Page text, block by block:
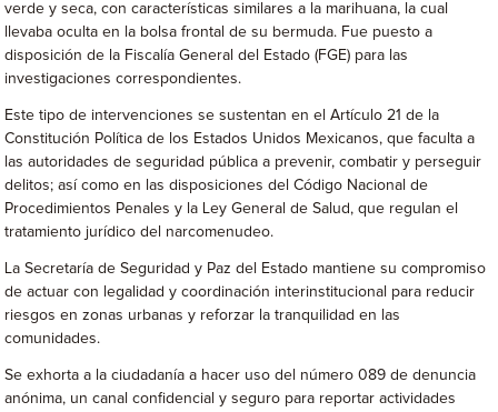
verde y seca, con características similares a la marihuana, la cual
llevaba oculta en la bolsa frontal de su bermuda. Fue puesto a
disposición de la Fiscalía General del Estado (FGE) para las
investigaciones correspondientes.
Este tipo de intervenciones se sustentan en el Artículo 21 de la
Constitución Política de los Estados Unidos Mexicanos, que faculta a
las autoridades de seguridad pública a prevenir, combatir y perseguir
delitos; así como en las disposiciones del Código Nacional de
Procedimientos Penales y la Ley General de Salud, que regulan el
tratamiento jurídico del narcomenudeo.
La Secretaría de Seguridad y Paz del Estado mantiene su compromiso
de actuar con legalidad y coordinación interinstitucional para reducir
riesgos en zonas urbanas y reforzar la tranquilidad en las
comunidades.
Se exhorta a la ciudadanía a hacer uso del número 089 de denuncia
anónima, un canal confidencial y seguro para reportar actividades